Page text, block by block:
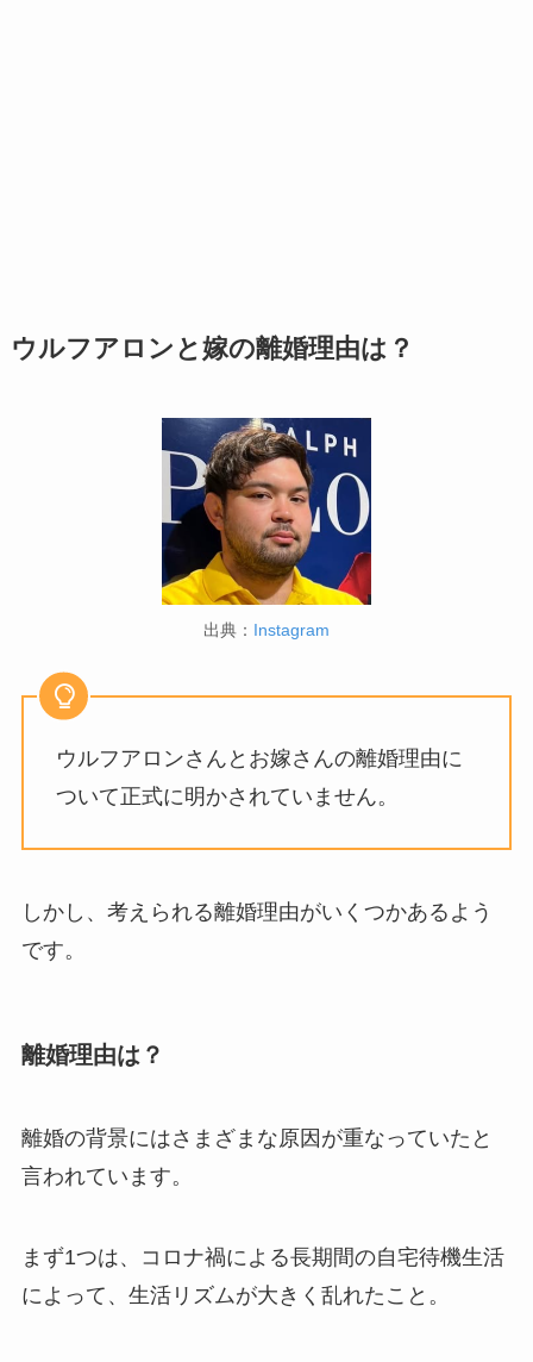
ウルフアロンと嫁の離婚理由は？
出典： Instagram
ウルフアロンさんとお嫁さんの離婚理由に
ついて正式に明かされていません。
しかし、考えられる離婚理由がいくつかあるよう
です。
離婚理由は？
離婚の背景にはさまざまな原因が重なっていたと
言われています。
まず1つは、コロナ禍による長期間の自宅待機生活
によって、生活リズムが大きく乱れたこと。